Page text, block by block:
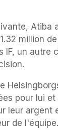
Atiba
million
IF, un autre
pour lui et
leur argent
de